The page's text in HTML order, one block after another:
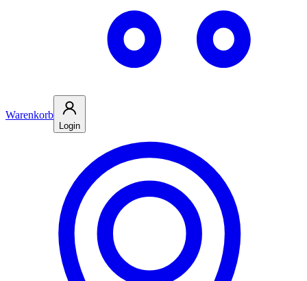
Warenkorb
Login